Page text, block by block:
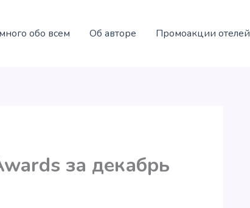
обо всем Об авторе Промоакции отелей
за декабрь